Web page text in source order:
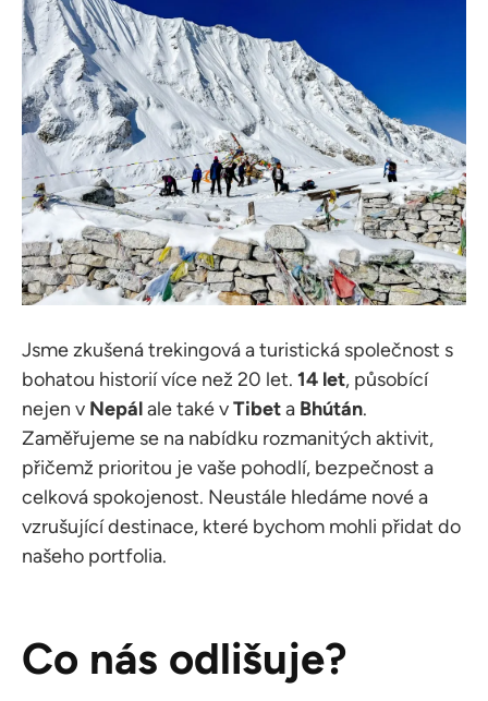
Jsme zkušená trekingová a turistická společnost s
bohatou historií více než 20 let. 14 let, působící
nejen v Nepálale také vTibeta Bhútán.
Zaměřujeme se na nabídku rozmanitých aktivit,
přičemž prioritou je vaše pohodlí, bezpečnost a
celková spokojenost. Neustále hledáme nové a
vzrušující destinace, které bychom mohli přidat do
našeho portfolia.
Co nás odlišuje?